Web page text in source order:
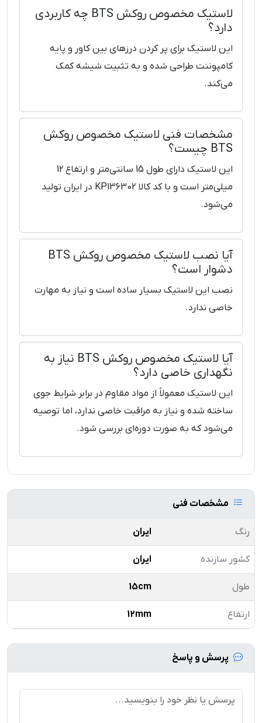
لاستیک مخصوص روکش BTS چه کاربردی
دارد؟
این لاستیک برای پر کردن درزهای بین کاور و پایه
کامپوننت طراحی شده و به تثبیت شیشه کمک
می‌کند.
مشخصات فنی لاستیک مخصوص روکش
BTS چیست؟
این لاستیک دارای طول 15 سانتی‌متر و ارتفاع 12
میلی‌متر است و با کد کالا KP136302 در ایران تولید
می‌شود.
آیا نصب لاستیک مخصوص روکش BTS
دشوار است؟
نصب این لاستیک بسیار ساده است و نیاز به مهارت
خاصی ندارد.
آیا لاستیک مخصوص روکش BTS نیاز به
نگهداری خاصی دارد؟
این لاستیک معمولاً از مواد مقاوم در برابر شرایط جوی
ساخته شده و نیاز به مراقبت خاصی ندارد، اما توصیه
می‌شود که به صورت دوره‌ای بررسی شود.
مشخصات فنی
رنگ ایران
کشور سازنده ایران
طول 15cm
ارتفاع 12mm
پرسش و پاسخ